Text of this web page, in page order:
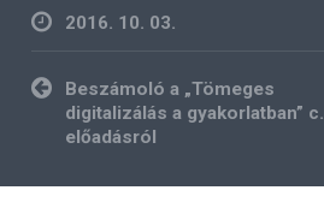
2016. 10. 03.
Bejegyzés
navigáció
Beszámoló a „Tömeges
digitalizálás a gyakorlatban” c.
előadásról